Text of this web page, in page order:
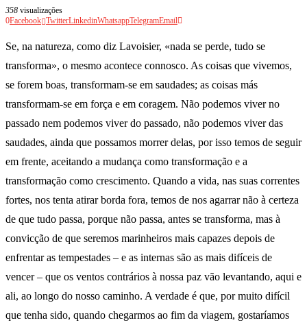
358 visualizações
0Facebook TwitterLinkedinWhatsappTelegramEmail
Se, na natureza, como diz Lavoisier, «nada se perde, tudo se
transforma», o mesmo acontece connosco. As coisas que vivemos,
se forem boas, transformam-se em saudades; as coisas más
transformam-se em força e em coragem. Não podemos viver no
passado nem podemos viver do passado, não podemos viver das
saudades, ainda que possamos morrer delas, por isso temos de seguir
em frente, aceitando a mudança como transformação e a
transformação como crescimento. Quando a vida, nas suas correntes
fortes, nos tenta atirar borda fora, temos de nos agarrar não à certeza
de que tudo passa, porque não passa, antes se transforma, mas à
convicção de que seremos marinheiros mais capazes depois de
enfrentar as tempestades – e as internas são as mais difíceis de
vencer – que os ventos contrários à nossa paz vão levantando, aqui e
ali, ao longo do nosso caminho. A verdade é que, por muito difícil
que tenha sido, quando chegarmos ao fim da viagem, gostaríamos